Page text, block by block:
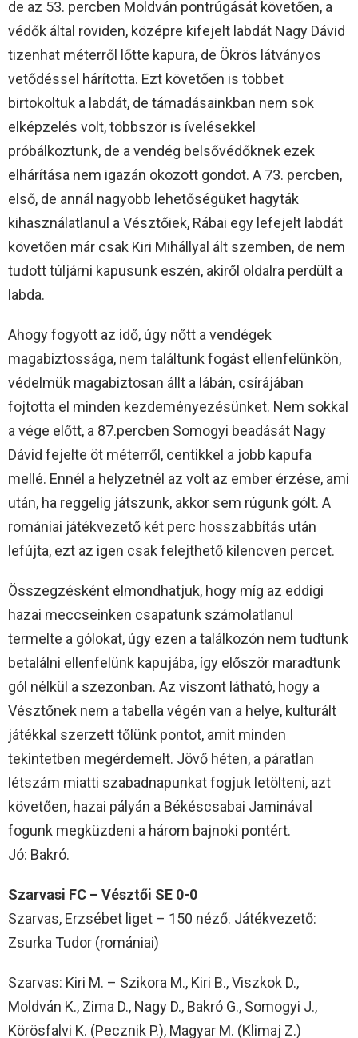
de az 53. percben Moldván pontrúgását követően, a
védők által röviden, középre kifejelt labdát Nagy Dávid
tizenhat méterről lőtte kapura, de Ökrös látványos
vetődéssel hárította. Ezt követően is többet
birtokoltuk a labdát, de támadásainkban nem sok
elképzelés volt, többször is ívelésekkel
próbálkoztunk, de a vendég belsővédőknek ezek
elhárítása nem igazán okozott gondot. A 73. percben,
első, de annál nagyobb lehetőségüket hagyták
kihasználatlanul a Vésztőiek, Rábai egy lefejelt labdát
követően már csak Kiri Mihállyal ált szemben, de nem
tudott túljárni kapusunk eszén, akiről oldalra perdült a
labda.
Ahogy fogyott az idő, úgy nőtt a vendégek
magabiztossága, nem találtunk fogást ellenfelünkön,
védelmük magabiztosan állt a lábán, csírájában
fojtotta el minden kezdeményezésünket. Nem sokkal
a vége előtt, a 87.percben Somogyi beadását Nagy
Dávid fejelte öt méterről, centikkel a jobb kapufa
mellé. Ennél a helyzetnél az volt az ember érzése, ami
után, ha reggelig játszunk, akkor sem rúgunk gólt. A
romániai játékvezető két perc hosszabbítás után
lefújta, ezt az igen csak felejthető kilencven percet.
Összegzésként elmondhatjuk, hogy míg az eddigi
hazai meccseinken csapatunk számolatlanul
termelte a gólokat, úgy ezen a találkozón nem tudtunk
betalálni ellenfelünk kapujába, így először maradtunk
gól nélkül a szezonban. Az viszont látható, hogy a
Vésztőnek nem a tabella végén van a helye, kulturált
játékkal szerzett tőlünk pontot, amit minden
tekintetben megérdemelt. Jövő héten, a páratlan
létszám miatti szabadnapunkat fogjuk letölteni, azt
követően, hazai pályán a Békéscsabai Jaminával
fogunk megküzdeni a három bajnoki pontért.
Jó: Bakró.
Szarvasi FC – Vésztői SE 0-0
Szarvas, Erzsébet liget – 150 néző. Játékvezető:
Zsurka Tudor (romániai)
Szarvas: Kiri M. – Szikora M., Kiri B., Viszkok D.,
Moldván K., Zima D., Nagy D., Bakró G., Somogyi J.,
Körösfalvi K. (Pecznik P.), Magyar M. (Klimaj Z.)